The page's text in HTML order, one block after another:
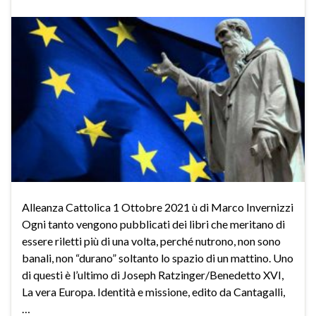
Alleanza Cattolica 1 Ottobre 2021 ù di Marco Invernizzi
Ogni tanto vengono pubblicati dei libri che meritano di
essere riletti più di una volta, perché nutrono, non sono
banali, non “durano” soltanto lo spazio di un mattino. Uno
di questi è l’ultimo di Joseph Ratzinger/Benedetto XVI,
La vera Europa. Identità e missione, edito da Cantagalli,
…